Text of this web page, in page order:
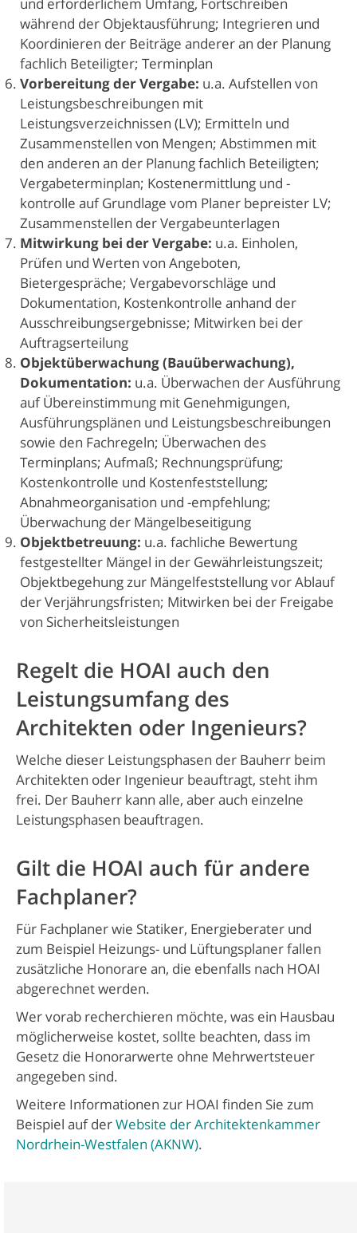
während der Objektausführung; Integrieren und
Koordinieren der Beiträge anderer an der Planung
fachlich Beteiligter; Terminplan
Vorbereitung der Vergabe: u.a. Aufstellen von
Leistungsbeschreibungen mit
Leistungsverzeichnissen (LV); Ermitteln und
Zusammenstellen von Mengen; Abstimmen mit
den anderen an der Planung fachlich Beteiligten;
Vergabeterminplan; Kostenermittlung und -
kontrolle auf Grundlage vom Planer bepreister LV;
Zusammenstellen der Vergabeunterlagen
Mitwirkung bei der Vergabe: u.a. Einholen,
Prüfen und Werten von Angeboten,
Bietergespräche; Vergabevorschläge und
Dokumentation, Kostenkontrolle anhand der
Ausschreibungsergebnisse; Mitwirken bei der
Auftragserteilung
Objektüberwachung (Bauüberwachung),
Dokumentation: u.a. Überwachen der Ausführung
auf Übereinstimmung mit Genehmigungen,
Ausführungsplänen und Leistungsbeschreibungen
sowie den Fachregeln; Überwachen des
Terminplans; Aufmaß; Rechnungsprüfung;
Kostenkontrolle und Kostenfeststellung;
Abnahmeorganisation und -empfehlung;
Überwachung der Mängelbeseitigung
Objektbetreuung: u.a. fachliche Bewertung
festgestellter Mängel in der Gewährleistungszeit;
Objektbegehung zur Mängelfeststellung vor Ablauf
der Verjährungsfristen; Mitwirken bei der Freigabe
von Sicherheitsleistungen
Regelt die HOAI auch den
Leistungsumfang des
Architekten oder Ingenieurs?
Welche dieser Leistungsphasen der Bauherr beim
Architekten oder Ingenieur beauftragt, steht ihm
frei. Der Bauherr kann alle, aber auch einzelne
Leistungsphasen beauftragen.
Gilt die HOAI auch für andere
Fachplaner?
Für Fachplaner wie Statiker, Energieberater und
zum Beispiel Heizungs- und Lüftungsplaner fallen
zusätzliche Honorare an, die ebenfalls nach HOAI
abgerechnet werden.
Wer vorab recherchieren möchte, was ein Hausbau
möglicherweise kostet, sollte beachten, dass im
Gesetz die Honorarwerte ohne Mehrwertsteuer
angegeben sind.
Weitere Informationen zur HOAI finden Sie zum
Beispiel auf derWebsite der Architektenkammer
Nordrhein-Westfalen (AKNW).